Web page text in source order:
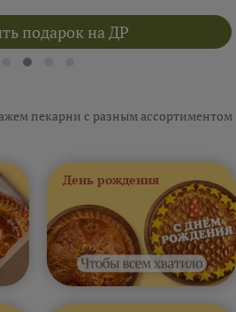
подарок на ДР
пекарни с разным ассортиментом
День рождения